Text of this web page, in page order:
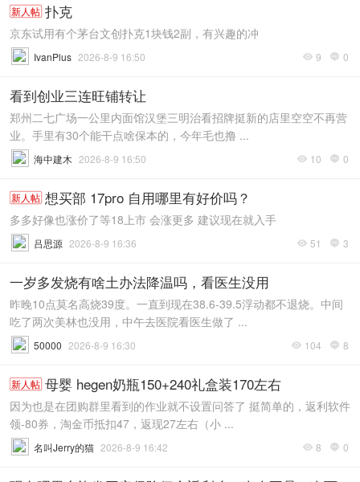
新人帖 扑克
京东试用有个茅台文创扑克1块钱2副，有兴趣的冲
 9  0
IvanPlus 2026-8-9 16:50
看到创业三连旺铺转让
郑州二七广场一公里内面馆汉堡三明治看招牌挺新的店里空空不再营
业。手里有30个能干点啥保本的，今年毛也撸 ...
 10  0
海中建木 2026-8-9 16:50
新人帖 想买部 17pro 自用哪里有好价吗？
多多好像也涨价了等18上市 会涨更多 建议现在就入手
 51  3
吕思源 2026-8-9 16:36
一岁多发烧有啥土办法降温吗，看医生没用
昨晚10点莫名高烧39度。一直到现在38.6-39.5浮动都不退烧。中间
吃了两次美林也没用，中午去医院看医生做了 ...
 104  8
50000 2026-8-9 16:30
新人帖 母婴 hegen奶瓶150+240礼盒装170左右
因为也是在团购群里看到的作业就不设置问答了 挺简单的，返利软件
领-80券，淘金币抵扣47，返现27左右（小 ...
 8  0
名叫Jerry的猫 2026-8-9 16:42